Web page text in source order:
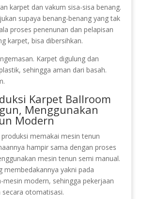
karpet dan vakum sisa-sisa benang.
supaya benang-benang yang tak
proses penenunan dan pelapisan
karpet, bisa dibersihkan.
Karpet digulung dan
sehingga aman dari basah.
Karpet Ballroom
Menggunakan
Modern
memakai mesin tenun
hampir sama dengan proses
mesin tenun semi manual.
membedakannya yakni pada
mesin modern, sehingga pekerjaan
secara otomatisasi.